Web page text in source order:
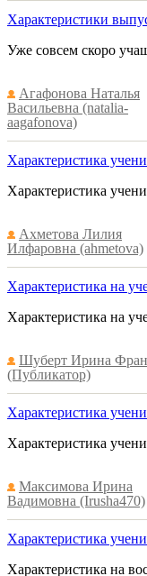
Характеристики
Уже совсем скоро
Агафонова Наталья
Васильевна (natalia-
aagafonova)
Характеристика
Характеристика
Ахметова Лилия
Илфаровна (ahmetova)
Характеристика на
Характеристика на
Шуберт Ирина
(Публикатор)
Характеристика
Характеристика
Максимова Ирина
Вадимовна (Irusha470)
Характеристика
Характеристика на